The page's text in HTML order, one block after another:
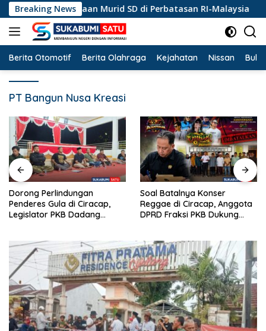
Langsung
ke
konten
Breaking News
Kebangsaan Murid SD di Perbatasan RI-Malaysia
Berita Otomotif Berita Olahraga Kejahatan Nissan
PT Bangun Nusa Kreasi
Dorong Perlindungan
Penderes Gula di Ciracap,
Legislator PKB Dadang
Ketenagakerjaan
Soal Batalnya Konser
Reggae di Ciracap, Anggota
DPRD Fraksi PKB Dukung